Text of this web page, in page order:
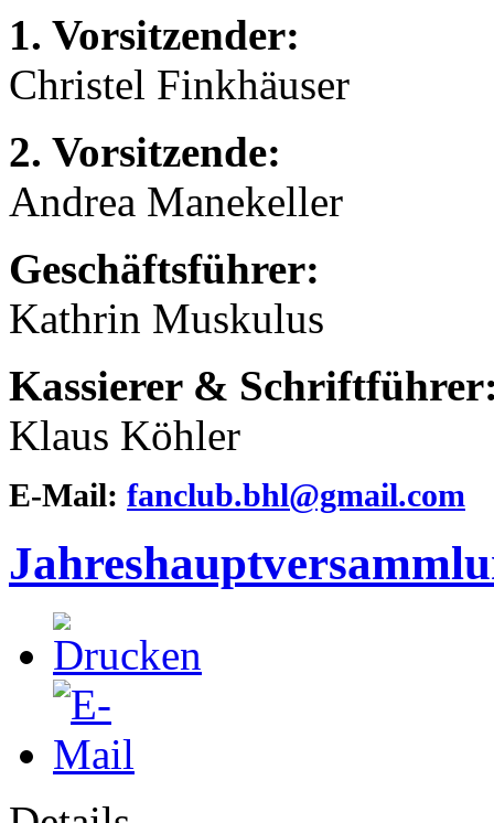
1. Vorsitzender:
Christel Finkhäuser
2. Vorsitzende:
Andrea Manekeller
Geschäftsführer:
Kathrin Muskulus
Kassierer &
Klaus Köhler
E-Mail: fanclub.bhl@gmail.com